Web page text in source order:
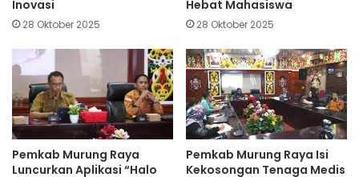
Inovasi
28 Oktober 2025
Hebat Mahasiswa
28 Oktober 2025
Pemkab Murung Raya
Luncurkan Aplikasi “Halo
Pemkab Murung Raya Isi
Kekosongan Tenaga Medis